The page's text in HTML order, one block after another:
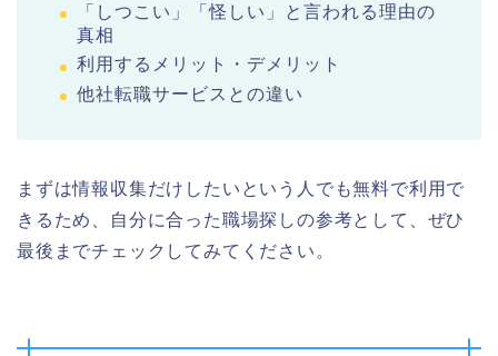
「しつこい」「怪しい」と言われる理由の
真相
利用するメリット・デメリット
他社転職サービスとの違い
まずは情報収集だけしたいという人でも無料で利用で
きるため、自分に合った職場探しの参考として、ぜひ
最後までチェックしてみてください。